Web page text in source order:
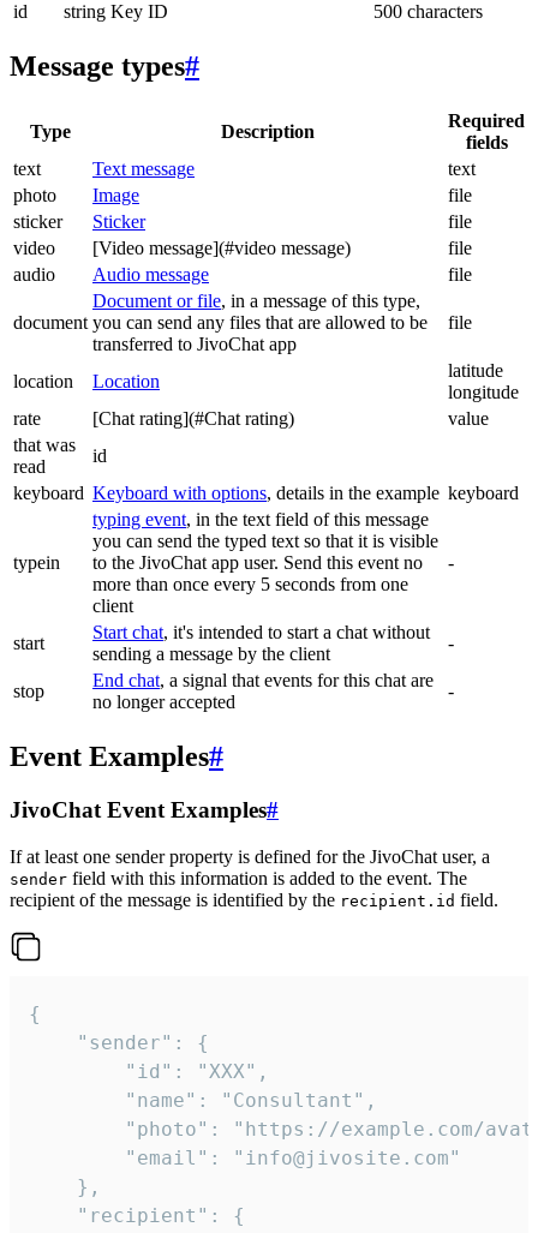
id
string Key ID 500 characters
Message types#
Type Description
Required
fields
text
Text message
text
photo
Image
file
sticker
Sticker
file
video
[Video message](#video message)
file
audio
Audio message file
document
Document or file, in a message of this type,
you can send any files that are allowed to be
transferred to JivoChat app
file
location Location
latitude
longitude
rate
[Chat rating](#Chat rating)
value
that was
read
id
keyboard Keyboard with options, details in the example keyboard
typein
typing event, in the text field of this message
you can send the typed text so that it is visible
to the JivoChat app user. Send this event no
more than once every 5 seconds from one
client
-
start
Start chat, it's intended to start a chat without
sending a message by the client
-
stop
End chat, a signal that events for this chat are
no longer accepted
-
Event Examples#
JivoChat Event Examples#
If at least one sender property is defined for the JivoChat user, a
sender field with this information is added to the event. The
recipient of the message is identified by the recipient.id field.
{